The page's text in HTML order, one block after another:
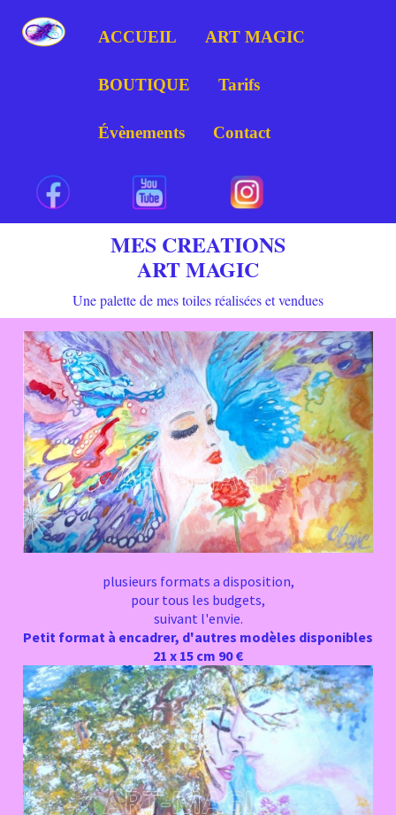
ACCUEIL ART MAGIC
BOUTIQUE Tarifs
Évènements Contact
MES CREATIONS
ART MAGIC
Une palette de mes toiles réalisées et vendues
plusieurs formats a disposition,
pour tous les budgets,
suivant l'envie.
Petit format à encadrer, d'autres modèles disponibles
21 x 15 cm 90 €